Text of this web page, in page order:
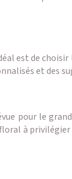
est de
et des
pour le
à